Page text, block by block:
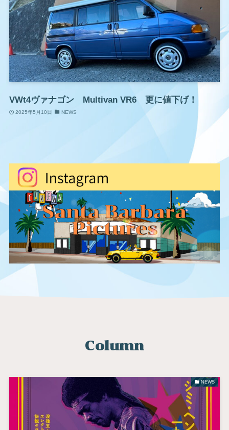
VWt4ヴァナゴン Multivan VR6 更に値下げ！
2025年5月10日 NEWS
Column
NEWS